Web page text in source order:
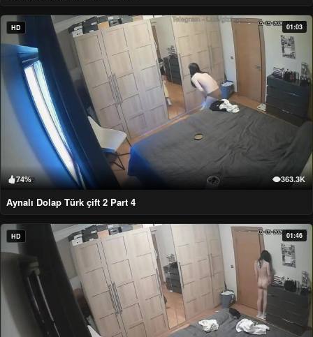
HD 01:03
74% 363.3K
Aynalı Dolap Türk çift 2 Part 4
HD 01:46